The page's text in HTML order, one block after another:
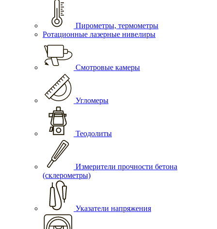
Пирометры, термометры
Ротационные лазерные нивелиры
Смотровые камеры
Угломеры
Теодолиты
Измерители прочности бетона
(склерометры)
Указатели напряжения